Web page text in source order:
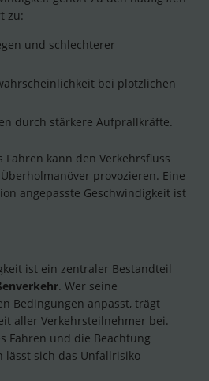
zu:
und schlechterer
bei plötzlichen
durch stärkere Aufprallkräfte.
Fahren kann den Verkehrsfluss
provozieren. Eine
angepasste Geschwindigkeit ist
ist ein zentraler Bestandteil
. Wer seine
Bedingungen anpasst, trägt
aller Verkehrsteilnehmer bei.
Fahren und die Beachtung
lässt sich das Unfallrisiko